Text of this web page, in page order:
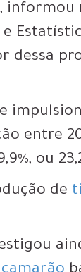
dessa
entre
ou
de